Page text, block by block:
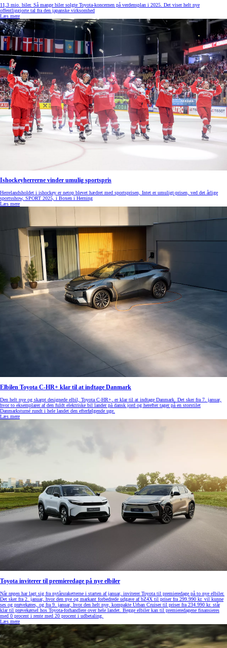
11,3 mio. biler. Så mange biler solgte Toyota-koncernen på verdensplan i 2025. Det viser helt nye
offentliggjorte tal fra den japanske virksomhed
Læs mere
Ishockeyherrerne vinder umulig sportspris
Herrelandsholdet i ishockey er netop blevet hædret med sportsprisen, Intet er umuligt-prisen, ved det årlige
sportsshow, SPORT 2025, i Boxen i Herning
Læs mere
Elbilen Toyota C-HR+ klar til at indtage Danmark
Den helt nye og skarpt designede elbil, Toyota C-HR+, er klar til at indtage Danmark. Det sker fra 7. januar,
hvor to eksemplarer af den fuldt elektriske bil lander på dansk jord og herefter tager på en storstilet
Danmarksturné rundt i hele landet den efterfølgende uge.
Læs mere
Toyota inviterer til premieredage på nye elbiler
Når røgen har lagt sig fra nytårsraketterne i starten af januar, inviterer Toyota til premieredage på to nye elbiler.
Det sker fra 2. januar, hvor den nye og markant forbedrede udgave af bZ4X til priser fra 299.990 kr. vil kunne
ses og prøvekøres, og fra 9. januar, hvor den helt nye, kompakte Urban Cruiser til priser fra 234.990 kr. står
klar til prøvekørsel hos Toyota-forhandlere over hele landet. Begge elbiler kan til premieredagene finansieres
med 0 procent i rente med 20 procent i udbetaling.
Læs mere